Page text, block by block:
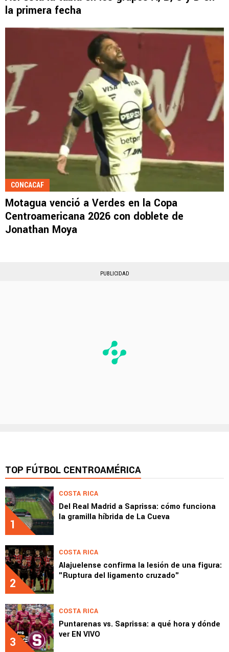
la primera fecha
CONCACAF
Motagua venció a Verdes en la Copa
Centroamericana 2026 con doblete de
Jonathan Moya
PUBLICIDAD
TOP FÚTBOL CENTROAMÉRICA
1
COSTA RICA
Del Real Madrid a Saprissa: cómo funciona
la gramilla híbrida de La Cueva
2
COSTA RICA
Alajuelense confirma la lesión de una figura:
"Ruptura del ligamento cruzado"
3
COSTA RICA
Puntarenas vs. Saprissa: a qué hora y dónde
ver EN VIVO